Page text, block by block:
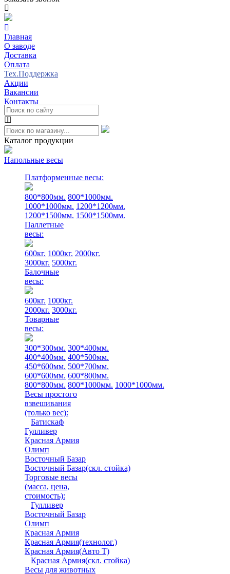
Главная
О заводе
Доставка
Оплата
Тех.Поддержка
Акции
Вакансии
Контакты
Каталог продукции
Напольные весы
Платформенные весы:
800*800мм. 800*1000мм.
1000*1000мм. 1200*1200мм.
1200*1500мм. 1500*1500мм.
Паллетные
весы:
600кг. 1000кг. 2000кг.
3000кг. 5000кг.
Балочные
весы:
600кг. 1000кг.
2000кг. 3000кг.
Товарные
весы:
300*300мм. 300*400мм.
400*400мм. 400*500мм.
450*600мм. 500*700мм.
600*600мм. 600*800мм.
800*800мм. 800*1000мм. 1000*1000мм.
Весы простого
взвешивания
(только вес):
Батискаф
Гулливер
Красная Армия
Олимп
Восточный Базар
Восточный Базар(скл. стойка)
Торговые весы
(масса, цена,
стоимость):
Гулливер
Восточный Базар
Олимп
Красная Армия
Красная Армия(технолог.)
Красная Армия(Авто Т)
Красная Армия(скл. стойка)
Весы для животных